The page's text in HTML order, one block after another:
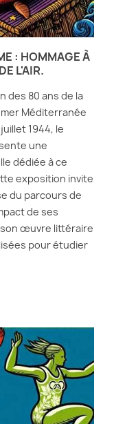
: HOMMAGE À
L'AIR.
des 80 ans de la
Méditerranée
1944, le
une
dédiée à ce
exposition invite
du parcours de
de ses
œuvre littéraire
pour étudier